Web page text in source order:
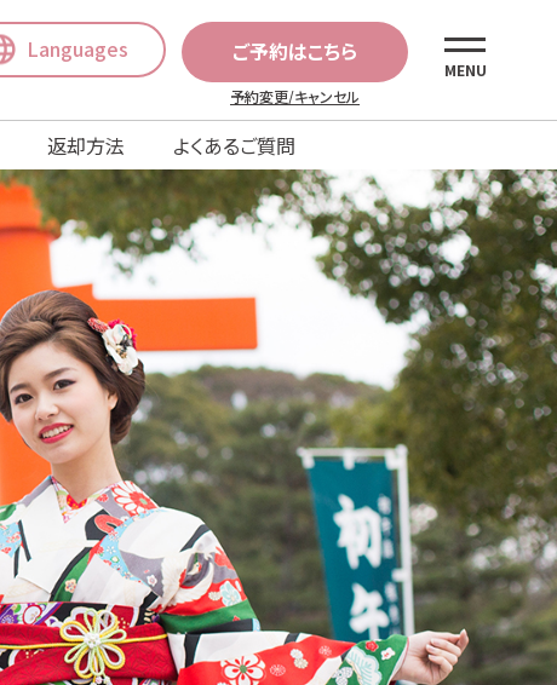
Languages ご予約はこちら
予約変更/キャンセル
MENU
返却方法 よくあるご質問